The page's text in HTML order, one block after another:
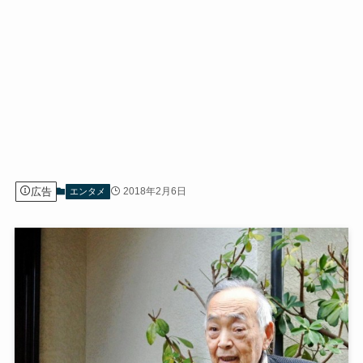
広告 エンタメ 2018年2月6日